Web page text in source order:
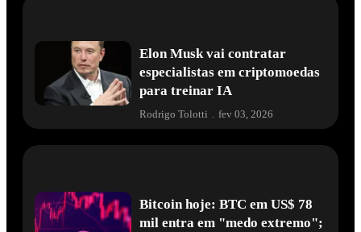
Elon Musk vai contratar
especialistas em criptomoedas
para treinar IA
Rodrigo Tolotti fev 03, 2026
Bitcoin hoje: BTC em US$ 78
mil entra em "medo extremo";